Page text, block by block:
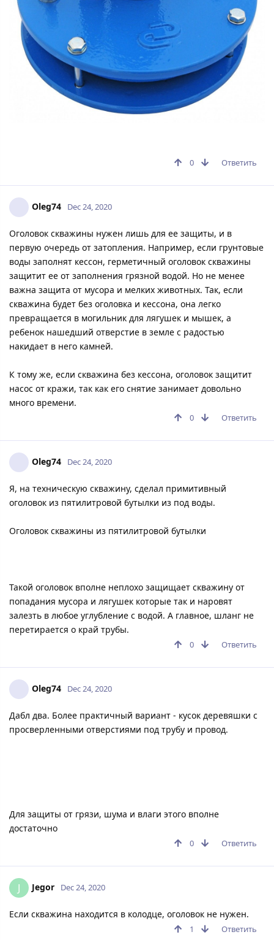
0 Ответить
Oleg74 Dec 24, 2020
Оголовок скважины нужен лишь для ее защиты, и в
первую очередь от затопления. Например, если грунтовые
воды заполнят кессон, герметичный оголовок скважины
защитит ее от заполнения грязной водой. Но не менее
важна защита от мусора и мелких животных. Так, если
скважина будет без оголовка и кессона, она легко
превращается в могильник для лягушек и мышек, а
ребенок нашедший отверстие в земле с радостью
накидает в него камней.
К тому же, если скважина без кессона, оголовок защитит
насос от кражи, так как его снятие занимает довольно
много времени.
0 Ответить
Oleg74 Dec 24, 2020
Я, на техническую скважину, сделал примитивный
оголовок из пятилитровой бутылки из под воды.
Оголовок скважины из пятилитровой бутылки
Такой оголовок вполне неплохо защищает скважину от
попадания мусора и лягушек которые так и наровят
залезть в любое углубление с водой. А главное, шланг не
перетирается о край трубы.
0 Ответить
Oleg74 Dec 24, 2020
Дабл два. Более практичный вариант - кусок деревяшки с
просверленными отверстиями под трубу и провод.
Для защиты от грязи, шума и влаги этого вполне
достаточно
0 Ответить
J Jegor Dec 24, 2020
Если скважина находится в колодце, оголовок не нужен.
1 Ответить